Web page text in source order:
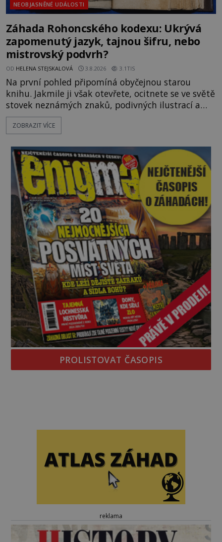
NEOBJASNĚNÉ UDÁLOSTI
Záhada Rohoncského kodexu: Ukrývá
zapomenutý jazyk, tajnou šifru, nebo
mistrovský podvrh?
OD HELENA STEJSKALOVÁ 3.8.2026 3.1TIS
Na první pohled připomíná obyčejnou starou
knihu. Jakmile ji však otevřete, ocitnete se ve světě
stovek neznámých znaků, podivných ilustrací a
textu, který už téměř dvě století vzdoruje všem
pokusům o rozluštění. Rohoncský kodex patří mezi
jistotou neví, kdo jej napsal, kdy vznikl ani co
vlastně vypráví. Rohoncský kodex se poprvé
objevuje v roce
ZOBRAZIT VÍCE
PROLISTOVAT ČASOPIS
reklama